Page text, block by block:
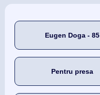
Eugen Doga - 85
Pentru presa